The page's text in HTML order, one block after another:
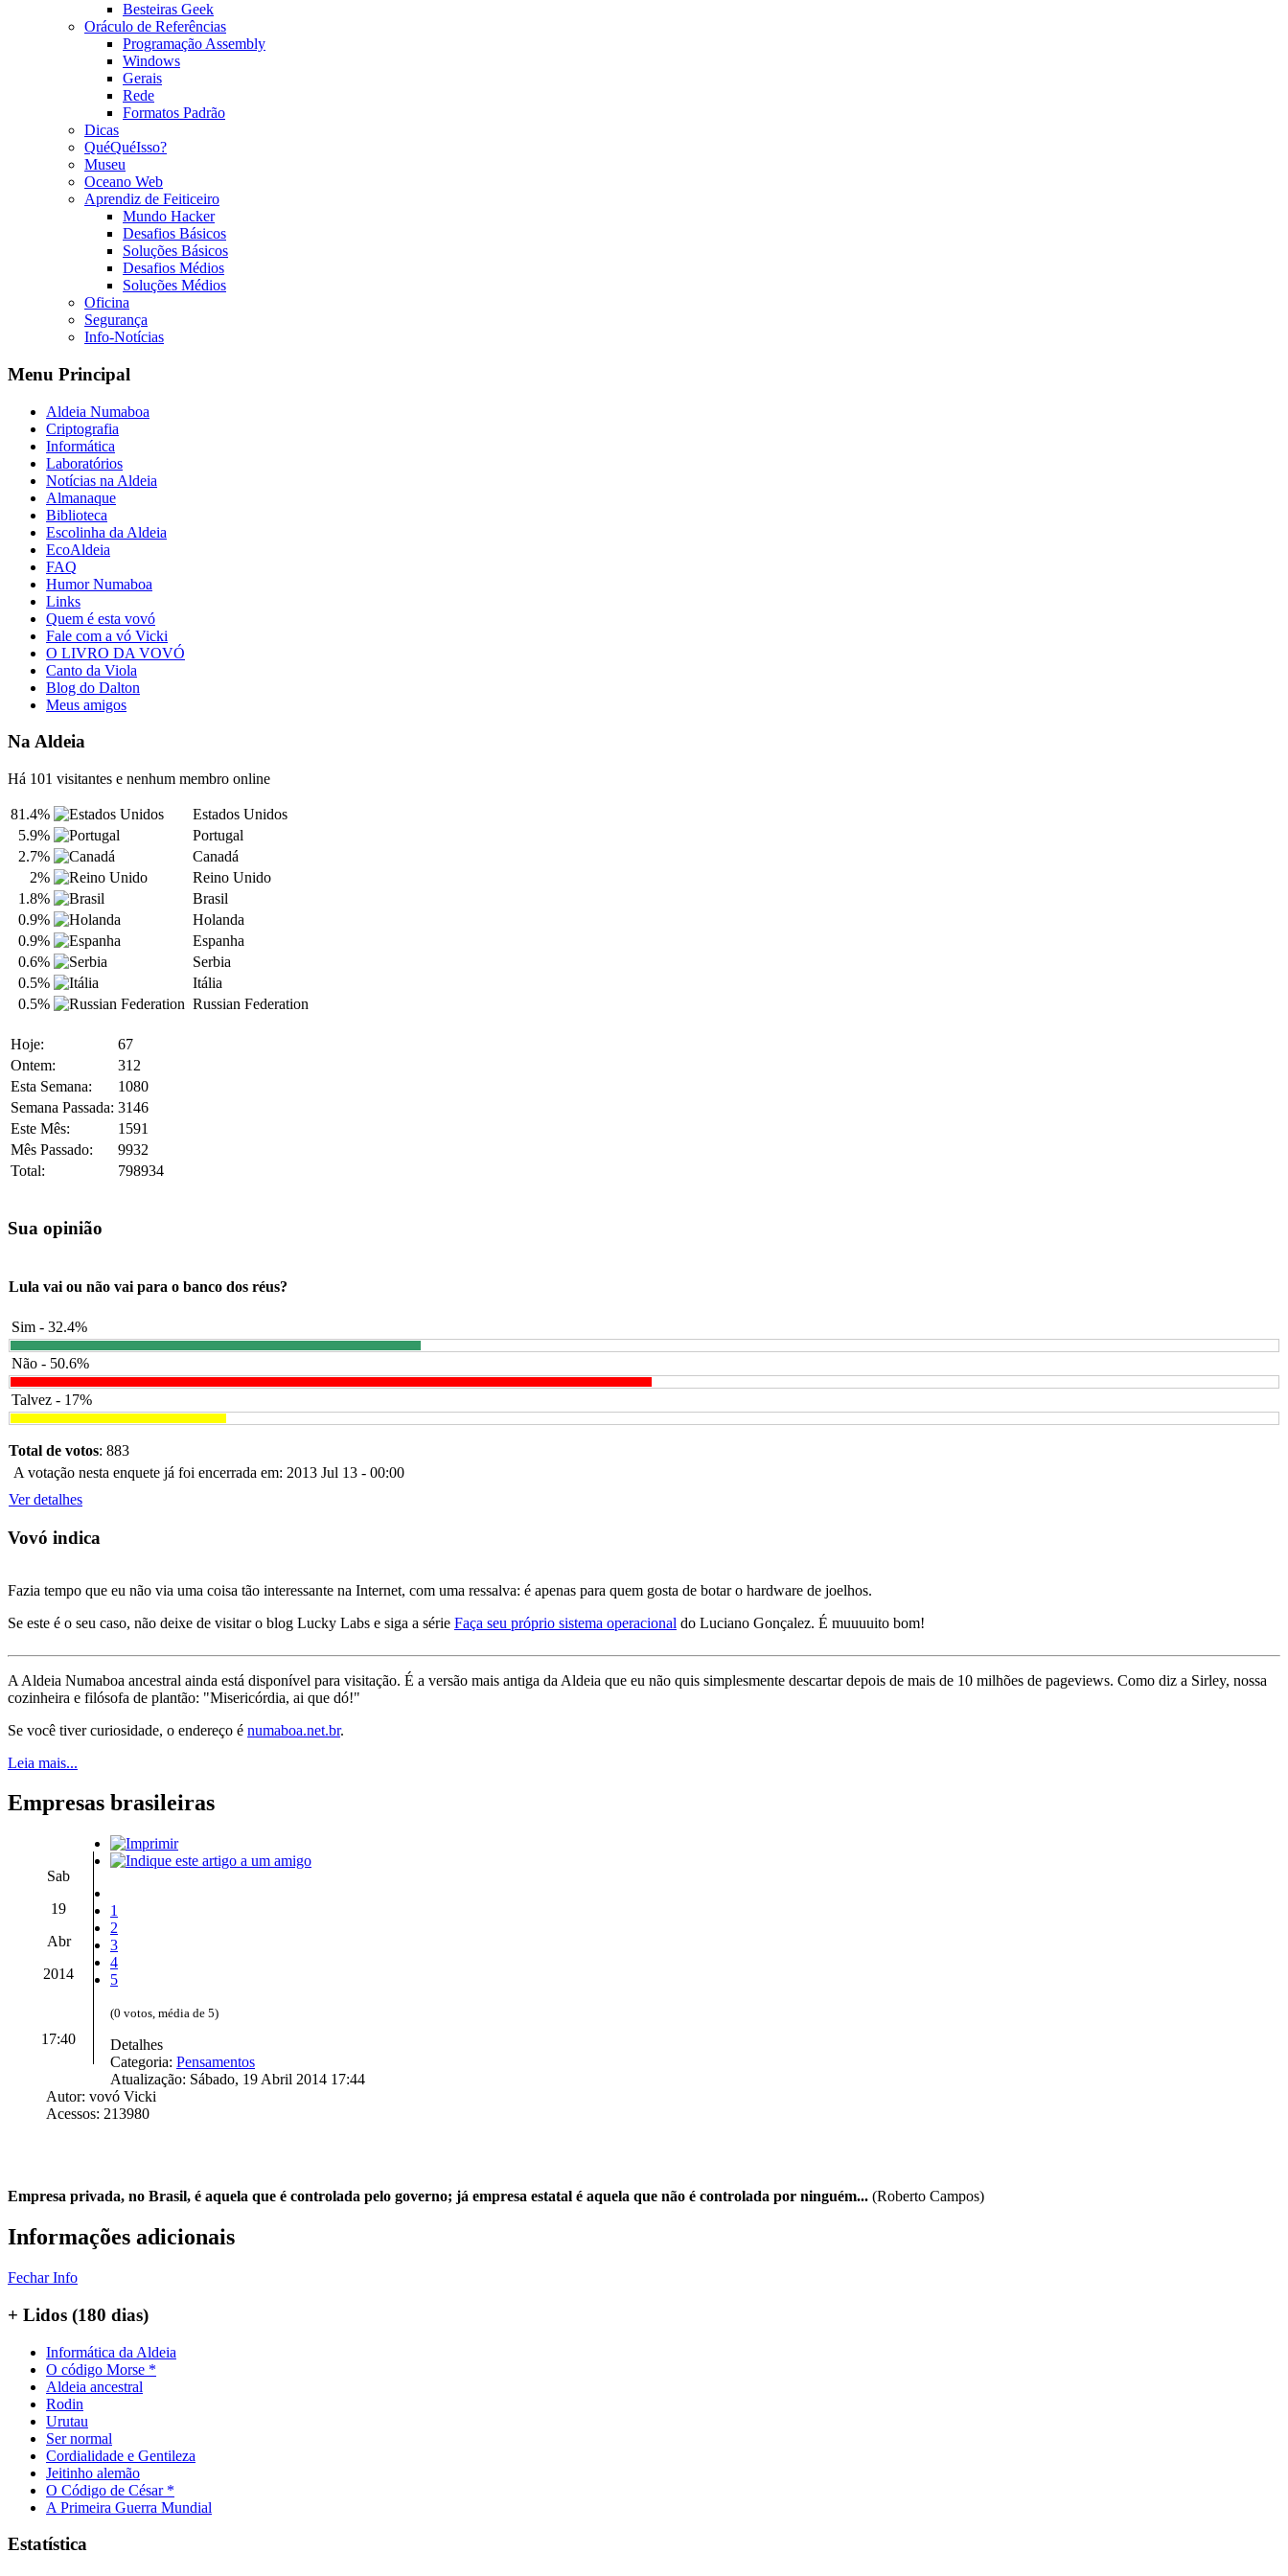
Besteiras Geek
Oráculo de Referências
Programação Assembly
Windows
Gerais
Rede
Formatos Padrão
Dicas
QuéQuéIsso?
Museu
Oceano Web
Aprendiz de Feiticeiro
Mundo Hacker
Desafios Básicos
Soluções Básicos
Desafios Médios
Soluções Médios
Oficina
Segurança
Info-Notícias
Menu Principal
Aldeia Numaboa
Criptografia
Informática
Laboratórios
Notícias na Aldeia
Almanaque
Biblioteca
Escolinha da Aldeia
EcoAldeia
FAQ
Humor Numaboa
Links
Quem é esta vovó
Fale com a vó Vicki
O LIVRO DA VOVÓ
Canto da Viola
Blog do Dalton
Meus amigos
Na Aldeia
Há 101 visitantes e nenhum membro online
81.4%
Estados Unidos
5.9%
Portugal
2.7%
Canadá
2%
Reino Unido
1.8%
Brasil
0.9%
Holanda
0.9%
Espanha
0.6%
Serbia
0.5%
Itália
0.5%
Russian Federation
Hoje:
67
Ontem:
312
Esta Semana:
1080
Semana Passada: 3146
Este Mês:
1591
Mês Passado:
9932
Total:
798934
Sua opinião
Lula vai ou não vai para o banco dos réus?
Sim - 32.4%
Não - 50.6%
Talvez - 17%
Total de votos: 883
A votação nesta enquete já foi encerrada em: 2013 Jul 13 - 00:00
Ver detalhes
Vovó indica
Fazia tempo que eu não via uma coisa tão interessante na Internet, com uma ressalva: é apenas para quem gosta de botar o hardware de joelhos.
Se este é o seu caso, não deixe de visitar o blog Lucky Labs e siga a série Faça seu próprio sistema operacional do Luciano Gonçalez. É muuuuito bom!
A Aldeia Numaboa ancestral ainda está disponível para visitação. É a versão mais antiga da Aldeia que eu não quis simplesmente descartar depois de mais de 10 milhões de pageviews. Como diz a Sirley, nossa
cozinheira e filósofa de plantão: "Misericórdia, ai que dó!"
Se você tiver curiosidade, o endereço é numaboa.net.br.
Leia mais...
Empresas brasileiras
Sab
19
Abr
2014
17:40
1
2
3
4
5
(0 votos, média de 5)
Detalhes
Categoria: Pensamentos
Atualização: Sábado, 19 Abril 2014 17:44
Autor: vovó Vicki
Acessos: 213980
Empresa privada, no Brasil, é aquela que é controlada pelo governo; já empresa estatal é aquela que não é controlada por ninguém... (Roberto Campos)
Informações adicionais
Fechar Info
+ Lidos (180 dias)
Informática da Aldeia
O código Morse *
Aldeia ancestral
Rodin
Urutau
Ser normal
Cordialidade e Gentileza
Jeitinho alemão
O Código de César *
A Primeira Guerra Mundial
Estatística